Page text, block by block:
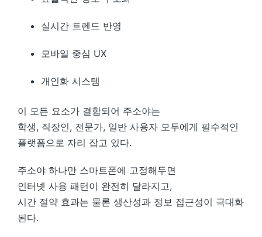
실시간 트렌드 반영
모바일 중심 UX
개인화 시스템
이 모든 요소가 결합되어 주소야는
학생, 직장인, 전문가, 일반 사용자 모두에게 필수적인
플랫폼으로 자리 잡고 있다.
주소야 하나만 스마트폰에 고정해두면
인터넷 사용 패턴이 완전히 달라지고,
시간 절약 효과는 물론 생산성과 정보 접근성이 극대화
된다.